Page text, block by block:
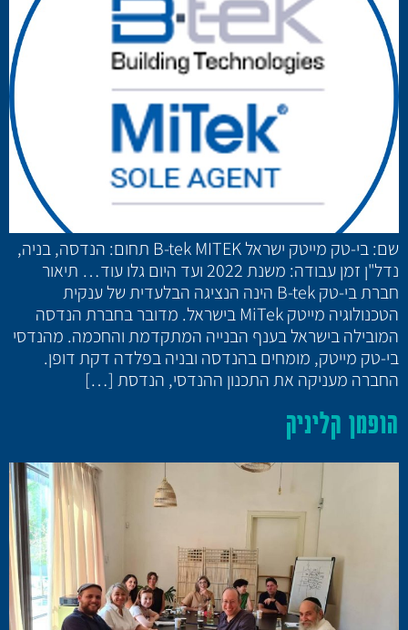
שם: בי-טק מייטק ישראל B-tek MITEK תחום: הנדסה, בניה,
נדל"ן זמן עבודה: משנת 2022 ועד היום גלו עוד… תיאור
חברת בי-טק B-tek הינה הנציגה הבלעדית של ענקית
הטכנולוגיה מייטק MiTek בישראל. מדובר בחברת הנדסה
המובילה בישראל בענף הבנייה המתקדמת והחכמה. מהנדסי
בי-טק מייטק, מומחים בהנדסה ובניה בפלדה דקת דופן.
החברה מעניקה את התכנון ההנדסי, הנדסת […]
הופמן קליניק